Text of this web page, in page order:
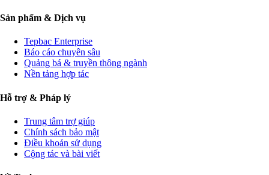
Sản phẩm & Dịch vụ
Tepbac Enterprise
Báo cáo chuyên sâu
Quảng bá & truyền thông ngành
Nền tảng hợp tác
Hỗ trợ & Pháp lý
Trung tâm trợ giúp
Chính sách bảo mật
Điều khoản sử dụng
Cộng tác và bài viết